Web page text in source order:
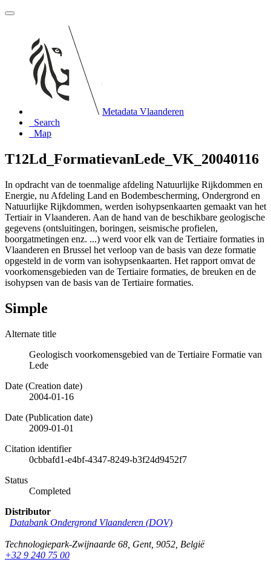
Metadata Vlaanderen
Search
Map
T12Ld_FormatievanLede_VK_20040116
In opdracht van de toenmalige afdeling Natuurlijke Rijkdommen en
Energie, nu Afdeling Land en Bodembescherming, Ondergrond en
Natuurlijke Rijkdommen, werden isohypsenkaarten gemaakt van het
Tertiair in Vlaanderen. Aan de hand van de beschikbare geologische
gegevens (ontsluitingen, boringen, seismische profielen,
boorgatmetingen enz. ...) werd voor elk van de Tertiaire formaties in
Vlaanderen en Brussel het verloop van de basis van deze formatie
opgesteld in de vorm van isohypsenkaarten. Het rapport omvat de
voorkomensgebieden van de Tertiaire formaties, de breuken en de
isohypsen van de basis van de Tertiaire formaties.
Simple
Alternate title
Geologisch voorkomensgebied van de Tertiaire Formatie van
Lede
Date (Creation date)
2004-01-16
Date (Publication date)
2009-01-01
Citation identifier
0cbbafd1-e4bf-4347-8249-b3f24d9452f7
Status
Completed
Distributor
Databank Ondergrond Vlaanderen (DOV)
Technologiepark-Zwijnaarde 68 Gent, 9052 België
+32 9 240 75 00